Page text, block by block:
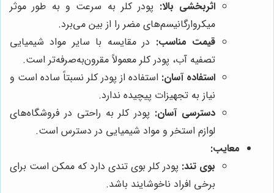
اثربخشی بالا: پودر کلر به سرعت و به طور موثر
میکروارگانیسم‌های مضر را از بین می‌برد.
قیمت مناسب: در مقایسه با سایر مواد شیمیایی
تصفیه آب، پودر کلر معمولاً مقرون‌به‌صرفه‌تر است.
استفاده آسان: استفاده از پودر کلر نسبتاً ساده است و
نیاز به تجهیزات پیچیده ندارد.
دسترسی آسان: پودر کلر به راحتی در فروشگاه‌های
لوازم استخر و مواد شیمیایی در دسترس است.
معایب:
بوی تند: پودر کلر بوی تندی دارد که ممکن است برای
برخی افراد ناخوشایند باشد.